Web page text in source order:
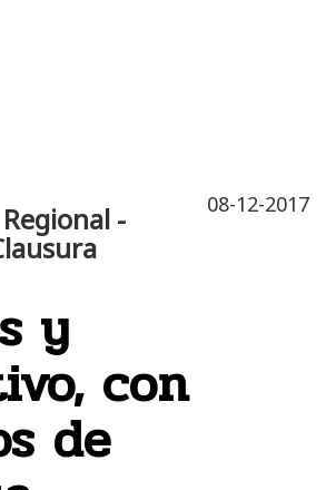
- 08-12-2017
y
con
de